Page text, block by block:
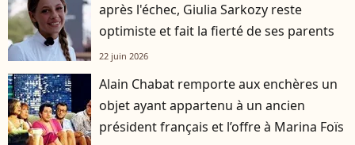
après l'échec, Giulia Sarkozy reste
optimiste et fait la fierté de ses parents
22 juin 2026
Alain Chabat remporte aux enchères un
objet ayant appartenu à un ancien
président français et l’offre à Marina Foïs